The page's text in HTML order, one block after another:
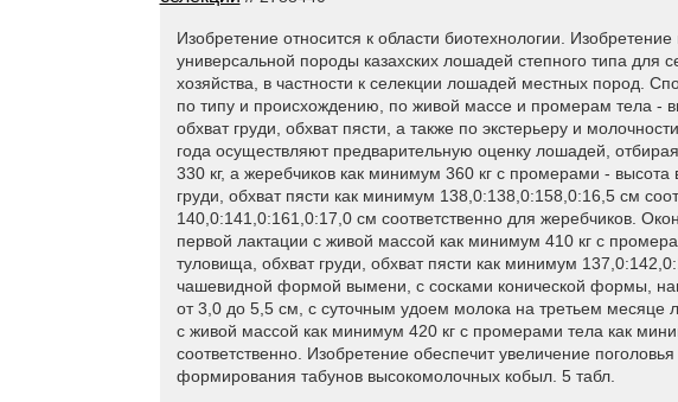
Изобретение относится к области биотехнологии.
универсальной породы казахских лошадей степного типа для
хозяйства, в частности к селекции лошадей местных пород.
по типу и происхождению, по живой массе и промерам тела -
обхват груди, обхват пясти, а также по экстерьеру и
года осуществляют предварительную оценку лошадей,
330 кг, а жеребчиков как минимум 360 кг с промерами -
груди, обхват пясти как минимум 138,0:138,0:158,0:16,5 см
140,0:141,0:161,0:17,0 см соответственно для жеребчиков.
первой лактации с живой массой как минимум 410 кг с
туловища, обхват груди, обхват пясти как минимум
чашевидной формой вымени, с сосками конической формы,
от 3,0 до 5,5 см, с суточным удоем молока на третьем месяце
с живой массой как минимум 420 кг с промерами тела как
соответственно. Изобретение обеспечит увеличение
формирования табунов высокомолочных кобыл. 5 табл.